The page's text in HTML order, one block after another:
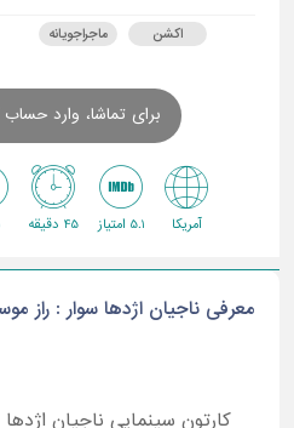
اکشن ماجراجویانه
برای تماشا، وارد
آمریکا 5.1 امتیاز 45 دقیقه
معرفی ناجیان اژدها سوار : راز
کارتون سینمایی ناجیان